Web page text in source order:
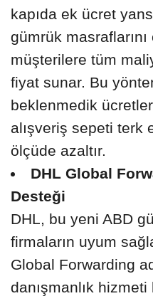
kapıda ek ücret
gümrük
müşterilere tüm
fiyat sunar. Bu
beklenmedik
alışveriş sepeti terk
ölçüde azaltır.
DHL Global
Desteği
DHL, bu yeni ABD
firmaların uyum
Global Forwarding
danışmanlık